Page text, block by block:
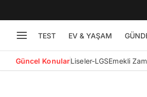
TEST EV & YAŞAM
Güncel KonularLiseler-LGSEmekli